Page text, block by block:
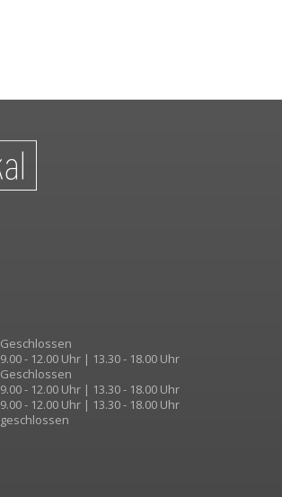
Geschlossen
9.00 - 12.00 Uhr | 13.30 - 18.00 Uhr
Geschlossen
9.00 - 12.00 Uhr | 13.30 - 18.00 Uhr
9.00 - 12.00 Uhr | 13.30 - 18.00 Uhr
geschlossen